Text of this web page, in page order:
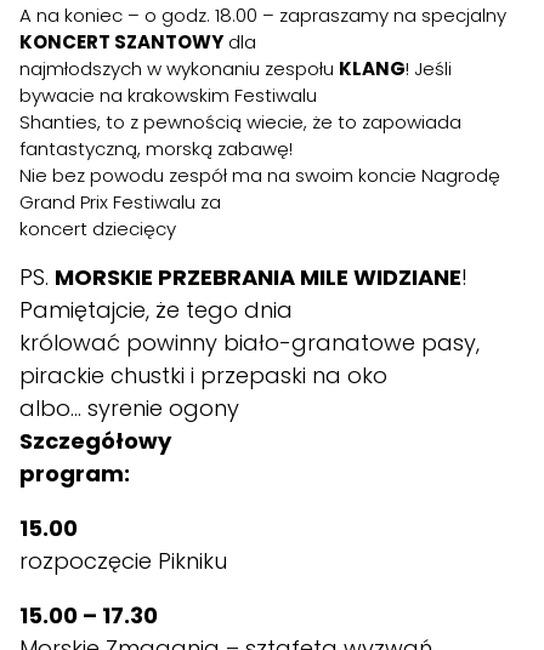
A na koniec – o godz. 18.00 – zapraszamy na specjalny
KONCERT SZANTOWY dla
najmłodszych w wykonaniu zespołu KLANG! Jeśli
bywacie na krakowskim Festiwalu
Shanties, to z pewnością wiecie, że to zapowiada
fantastyczną, morską zabawę!
Nie bez powodu zespół ma na swoim koncie Nagrodę
Grand Prix Festiwalu za
koncert dziecięcy
PS. MORSKIE PRZEBRANIA MILE WIDZIANE!
Pamiętajcie, że tego dnia
królować powinny biało-granatowe pasy,
pirackie chustki i przepaski na oko
albo… syrenie ogony
Szczegółowy
program:
15.00
rozpoczęcie Pikniku
15.00 – 17.30